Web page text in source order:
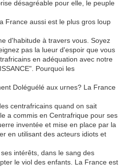
désagréable pour elle, le peuple
France aussi est le plus gros loup
d'habitude à travers vous. Soyez
pas la lueur d'espoir que vous
en adéquation avec notre
Pourquoi les
Doléguélé aux urnes? La France
centrafricains quand on sait
a commis en Centrafrique pour ses
inventée et mise en place par la
en utilisant des acteurs idiots et
intérêts, dans le sang des
le viol des enfants. La France est